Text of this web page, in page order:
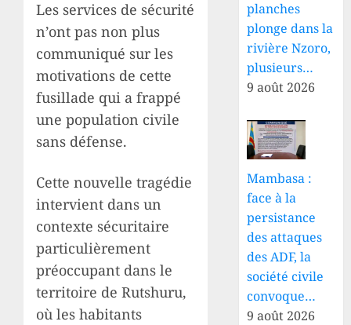
Les services de sécurité
n’ont pas non plus
communiqué sur les
motivations de cette
fusillade qui a frappé
une population civile
sans défense.
Cette nouvelle tragédie
intervient dans un
contexte sécuritaire
particulièrement
préoccupant dans le
territoire de Rutshuru,
où les habitants
planches
plonge dans la
rivière Nzoro,
plusieurs…
9 août 2026
Mambasa :
face à la
persistance
des attaques
des ADF, la
société civile
convoque…
9 août 2026